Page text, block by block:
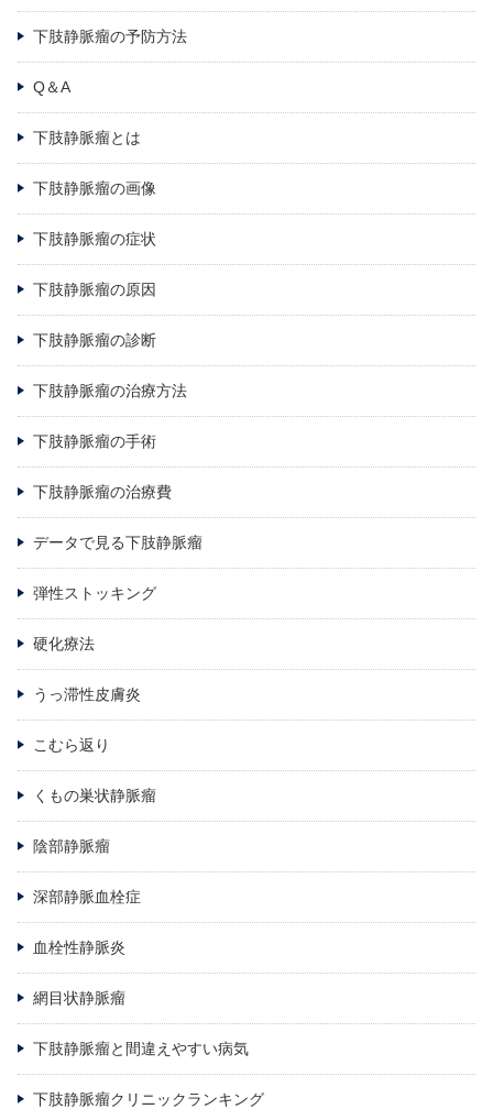
下肢静脈瘤の予防方法
Q＆A
下肢静脈瘤とは
下肢静脈瘤の画像
下肢静脈瘤の症状
下肢静脈瘤の原因
下肢静脈瘤の診断
下肢静脈瘤の治療方法
下肢静脈瘤の手術
下肢静脈瘤の治療費
データで見る下肢静脈瘤
弾性ストッキング
硬化療法
うっ滞性皮膚炎
こむら返り
くもの巣状静脈瘤
陰部静脈瘤
深部静脈血栓症
血栓性静脈炎
網目状静脈瘤
下肢静脈瘤と間違えやすい病気
下肢静脈瘤クリニックランキング